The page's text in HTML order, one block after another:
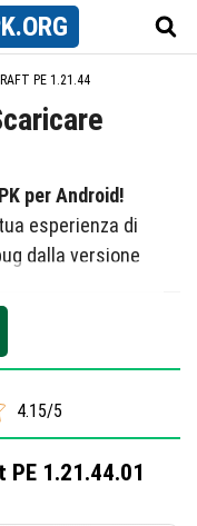
.ORG
PE 1.21.44
per Android!
esperienza di
dalla versione
Xbox Live.
Minecraft ha da
4.15/5
1.21.44.01